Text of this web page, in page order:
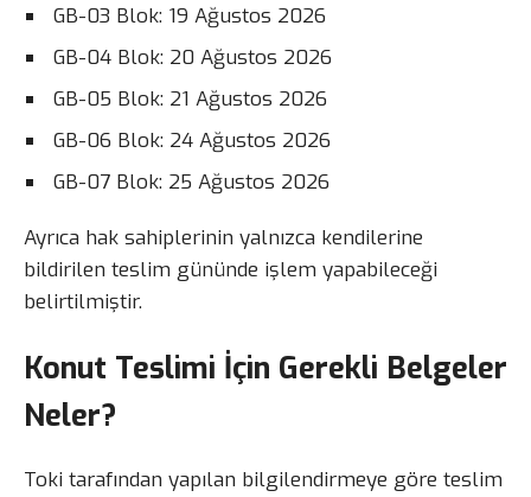
GB-03 Blok: 19 Ağustos 2026
GB-04 Blok: 20 Ağustos 2026
GB-05 Blok: 21 Ağustos 2026
GB-06 Blok: 24 Ağustos 2026
GB-07 Blok: 25 Ağustos 2026
Ayrıca hak sahiplerinin yalnızca kendilerine
bildirilen teslim gününde işlem yapabileceği
belirtilmiştir.
Konut Teslimi İçin Gerekli Belgeler
Neler?
Toki tarafından yapılan bilgilendirmeye göre teslim